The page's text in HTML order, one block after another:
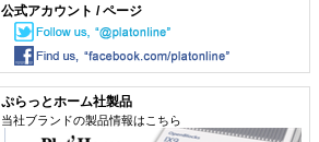
公式アカウント / ページ
ぷらっとホーム社製品
当社ブランドの製品情報はこちら